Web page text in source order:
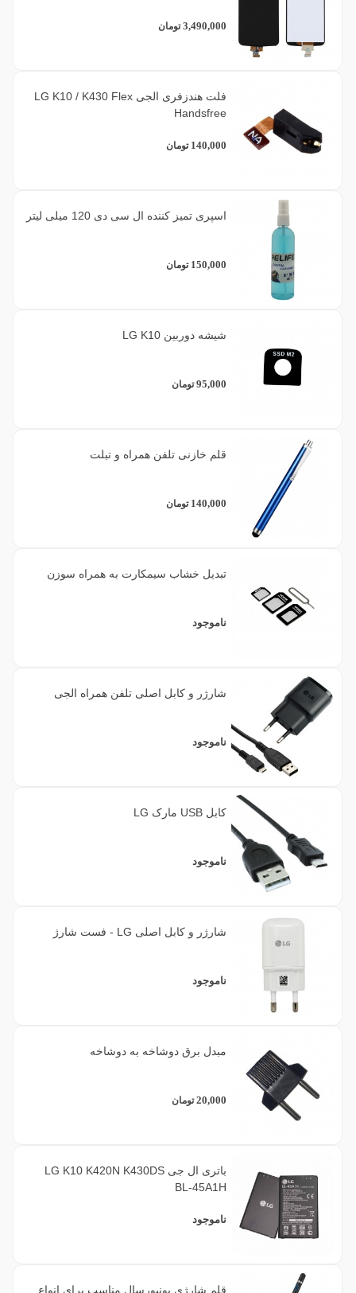
3,490,000 تومان
فلت هندزفری الجی LG K10 / K430 Flex
Handsfree
140,000 تومان
اسپری تمیز کننده ال سی دی 120 میلی لیتر
150,000 تومان
شیشه دوربین LG K10
95,000 تومان
قلم خازنی تلفن همراه و تبلت
140,000 تومان
تبدیل خشاب سیمکارت به همراه سوزن
ناموجود
شارژر و کابل اصلی تلفن همراه الجی
ناموجود
کابل USB مارک LG
ناموجود
شارژر و کابل اصلی LG - فست شارژ
ناموجود
مبدل برق دوشاخه به دوشاخه
20,000 تومان
باتری ال جی LG K10 K420N K430DS
BL-45A1H
ناموجود
قلم شارژی یونیورسال مناسب برای انواع